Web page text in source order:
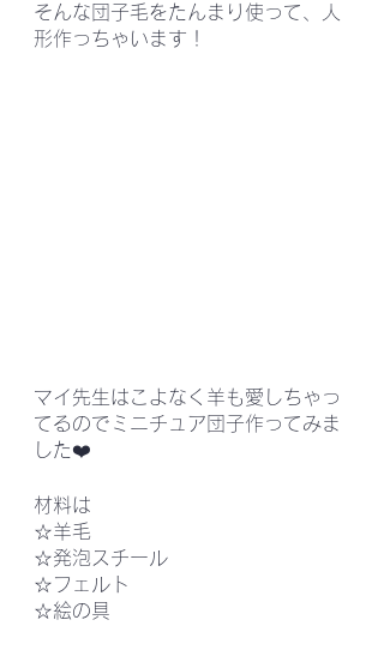
そんな団子毛をたんまり使って、人
形作っちゃいます！
マイ先生はこよなく羊も愛しちゃっ
てるのでミニチュア団子作ってみま
した❤️
材料は
☆羊毛
☆発泡スチール
☆フェルト
☆絵の具